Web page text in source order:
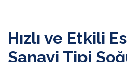
Hızlı ve Etkili
Sanayi Tipi